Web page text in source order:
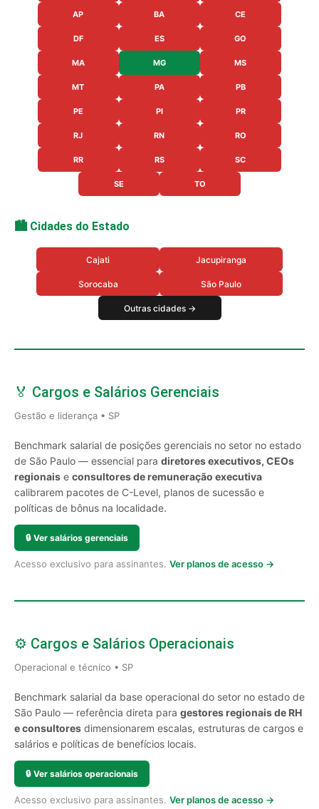
AP BA CE
DF ES GO
MA MG MS
MT PA PB
PE PI PR
RJ RN RO
RR RS SC
SE TO
🏙️ Cidades do Estado
Cajati Jacupiranga
Sorocaba São Paulo
Outras cidades →
🏅 Cargos e Salários Gerenciais
Gestão e liderança • SP
Benchmark salarial de posições gerenciais no setor no estado
de São Paulo — essencial para diretores executivos, CEOs
regionais e consultores de remuneração executiva
calibrarem pacotes de C-Level, planos de sucessão e
políticas de bônus na localidade.
🔒 Ver salários gerenciais
Acesso exclusivo para assinantes. Ver planos de acesso →
⚙️ Cargos e Salários Operacionais
Operacional e técnico • SP
Benchmark salarial da base operacional do setor no estado de
São Paulo — referência direta para gestores regionais de RH
e consultores dimensionarem escalas, estruturas de cargos e
salários e políticas de benefícios locais.
🔒 Ver salários operacionais
Acesso exclusivo para assinantes. Ver planos de acesso →